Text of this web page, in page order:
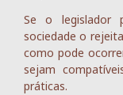
Se o legislador
sociedade o
como pode
sejam
práticas.